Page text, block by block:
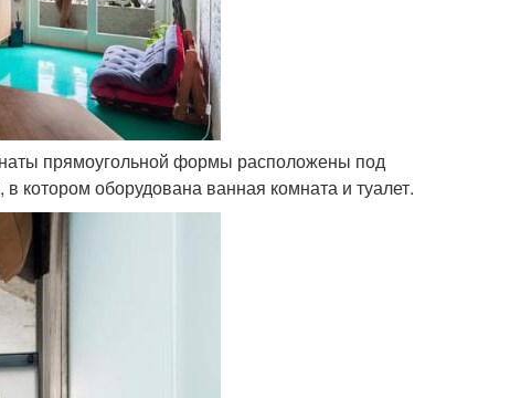
прямоугольной формы расположены под
котором оборудована ванная комната и туалет.